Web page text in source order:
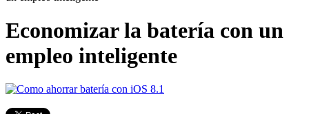
Economizar la batería con un
empleo inteligente